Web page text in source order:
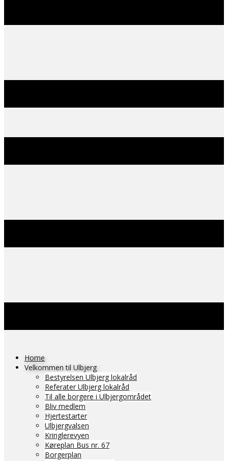
Home
Velkommen til Ulbjerg
Bestyrelsen Ulbjerg lokalråd
Referater Ulbjerg lokalråd
Til alle borgere i Ulbjergområdet
Bliv medlem
Hjertestarter
Ulbjergvalsen
Kringlerevyen
Køreplan Bus nr. 67
Borgerplan